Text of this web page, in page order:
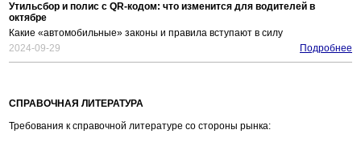
Утильсбор и полис с QR-кодом: что изменится для водителей в
октябре
Какие «автомобильные» законы и правила вступают в силу
2024-09-29
Подробнее
СПРАВОЧНАЯ ЛИТЕРАТУРА
Требования к справочной литературе со стороны рынка: